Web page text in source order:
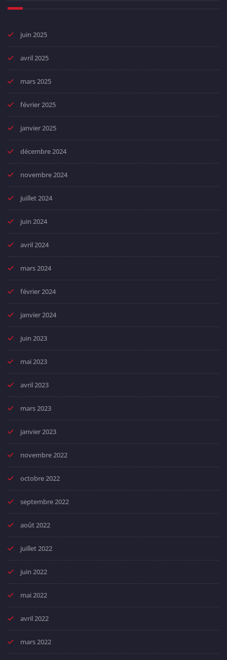
juin 2025
avril 2025
mars 2025
février 2025
janvier 2025
décembre 2024
novembre 2024
juillet 2024
juin 2024
avril 2024
mars 2024
février 2024
janvier 2024
juin 2023
mai 2023
avril 2023
mars 2023
janvier 2023
novembre 2022
octobre 2022
septembre 2022
août 2022
juillet 2022
juin 2022
mai 2022
avril 2022
mars 2022